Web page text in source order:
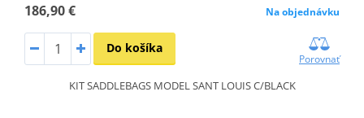
186,90 € Na objednávku
Do košíka
Porovnať
KIT SADDLEBAGS MODEL SANT LOUIS C/BLACK